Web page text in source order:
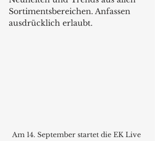
Sortimentsbereichen. Anfassen
ausdrücklich erlaubt.
Am 14. September startet die EK Live